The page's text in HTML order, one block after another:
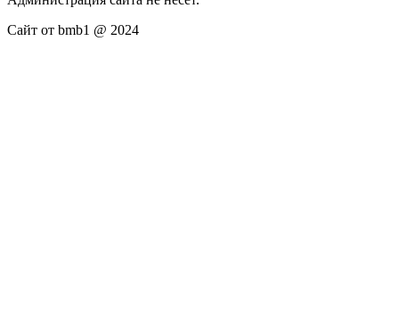
Сайт от bmb1 @ 2024